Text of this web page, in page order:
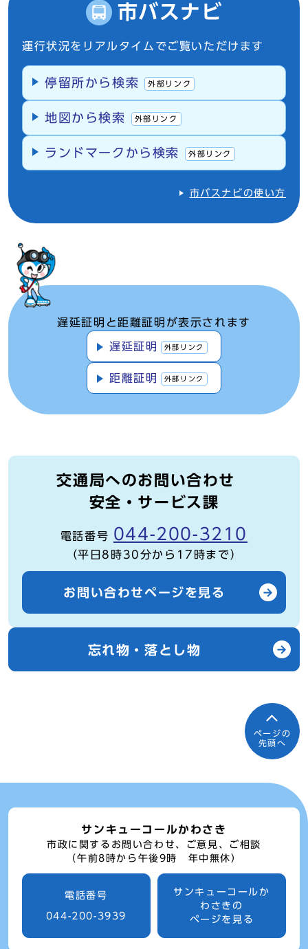
市バスナビ
運行状況をリアルタイムでご覧いただけます
停留所から検索 外部リンク
地図から検索 外部リンク
ランドマークから検索 外部リンク
市バスナビの使い方
遅延証明と距離証明が表示されます
遅延証明 外部リンク
距離証明 外部リンク
交通局へのお問い合わせ
安全・サービス課
電話番号 044-200-3210
（平日8時30分から17時まで）
お問い合わせページを見る
忘れ物・落とし物
ページの
先頭へ
サンキューコールかわさき
市政に関するお問い合わせ、ご意見、ご相談
（午前8時から午後9時 年中無休）
電話番号
044-200-3939
サンキューコールか
わさきの
ページを見る